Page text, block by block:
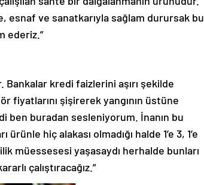
ve sanatkarıyla sağlam durursak bu
ederiz.”
Bankalar kredi faizlerini aşırı şekilde
fiyatlarını şişirerek yangının üstüne
ben buradan sesleniyorum. İnanın bu
hiç alakası olmadığı halde 1’e 3, 1’e
müessesesi yaşasaydı herhalde bunları
çalıştıracağız.”